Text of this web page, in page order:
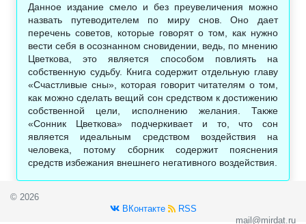
Данное издание смело и без преувеличения можно
назвать путеводителем по миру снов. Оно дает
перечень советов, которые говорят о том, как нужно
вести себя в осознанном сновидении, ведь, по мнению
Цветкова, это является способом повлиять на
собственную судьбу. Книга содержит отдельную главу
«Счастливые сны», которая говорит читателям о том,
как можно сделать вещий сон средством к достижению
собственной цели, исполнению желания. Также
«Сонник Цветкова» подчеркивает и то, что сон
является идеальным средством воздействия на
человека, потому сборник содержит пояснения
средств избежания внешнего негативного воздействия.
© 2026
ВКонтакте
RSS
mail@mirdat.ru